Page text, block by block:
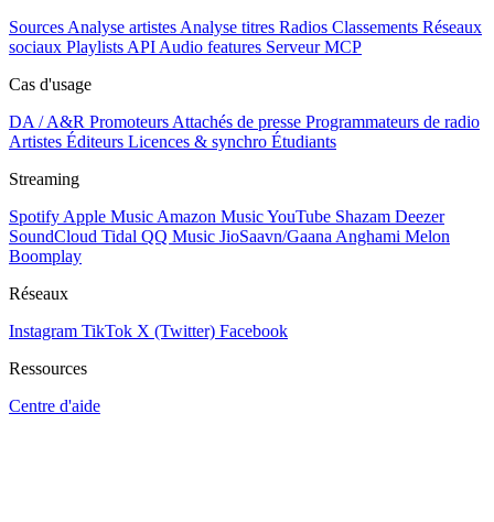
Sources Analyse artistes Analyse titres Radios Classements Réseaux
sociaux Playlists API Audio features Serveur MCP
Cas d'usage
DA / A&R Promoteurs Attachés de presse Programmateurs de radio
Artistes Éditeurs Licences & synchro Étudiants
Streaming
Spotify Apple Music Amazon MusicYouTube Shazam Deezer
SoundCloud Tidal QQ Music JioSaavn/Gaana Anghami Melon
Boomplay
Réseaux
Instagram TikTok X (Twitter) Facebook
Ressources
Centre d'aide